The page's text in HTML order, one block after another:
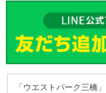
「ウエストパーク三橋